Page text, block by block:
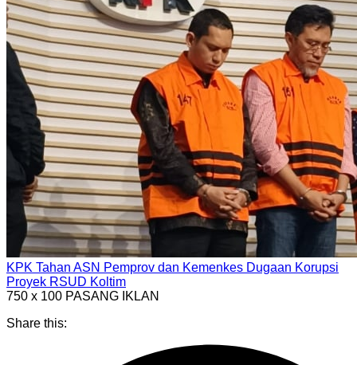
KPK Tahan ASN Pemprov dan Kemenkes Dugaan Korupsi
Proyek RSUD Koltim
750 x 100 PASANG IKLAN
Share this: